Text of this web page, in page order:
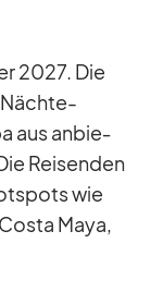
2027. Die
aus an­bie­
Rei­sen­den
wie
Maya,